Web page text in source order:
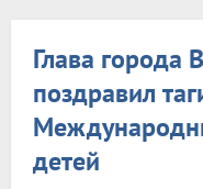
Глава города
поздравил
детей